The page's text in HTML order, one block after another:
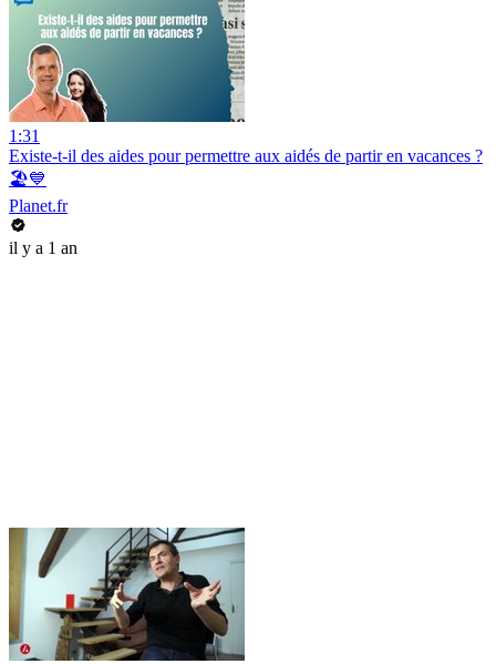
1:31
Existe-t-il des aides pour permettre aux aidés de partir en vacances ?
🏖️💙
Planet.fr
il y a 1 an